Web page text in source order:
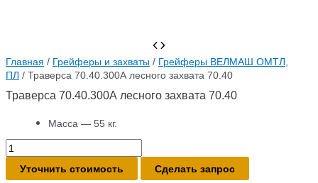
Главная / Грейферы и захваты / Грейферы ВЕЛМАШ ОМТЛ,
ПЛ / Траверса 70.40.300А лесного захвата 70.40
Траверса 70.40.300А лесного захвата 70.40
Масса — 55 кг.
Количество
товара
Траверса
Уточнить стоимость
Сделать запрос